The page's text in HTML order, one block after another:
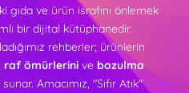
gıda ve ürün israfını önlemek
bir dijital kütüphanedir.
rehberler; ürünlerin
raf ömürlerinive bozulma
Amacımız, "Sıfır Atık"